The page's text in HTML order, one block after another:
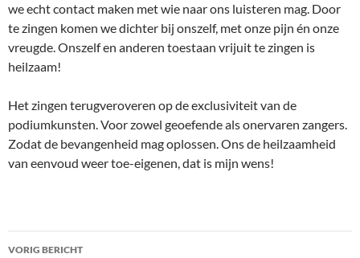
we echt contact maken met wie naar ons luisteren mag. Door
te zingen komen we dichter bij onszelf, met onze pijn én onze
vreugde. Onszelf en anderen toestaan vrijuit te zingen is
heilzaam!
Het zingen terugveroveren op de exclusiviteit van de
podiumkunsten. Voor zowel geoefende als onervaren zangers.
Zodat de bevangenheid mag oplossen. Ons de heilzaamheid
van eenvoud weer toe-eigenen, dat is mijn wens!
Bericht
VORIG BERICHT